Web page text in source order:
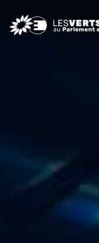
Greens/EFA Home